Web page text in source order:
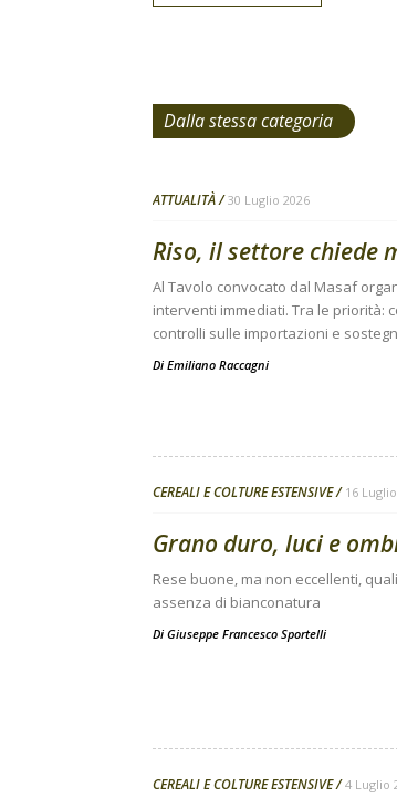
Dalla stessa categoria
ATTUALITÀ 30 Luglio 2026
Riso, il settore chiede
Al Tavolo convocato dal Masaf
interventi immediati. Tra le priorità:
controlli sulle importazioni e
Di Emiliano Raccagni
CEREALI E COLTURE ESTENSIVE 16
Grano duro, luci e
Rese buone, ma non eccellenti,
assenza di bianconatura
Di Giuseppe Francesco Sportelli
CEREALI E COLTURE ESTENSIVE 4 Luglio